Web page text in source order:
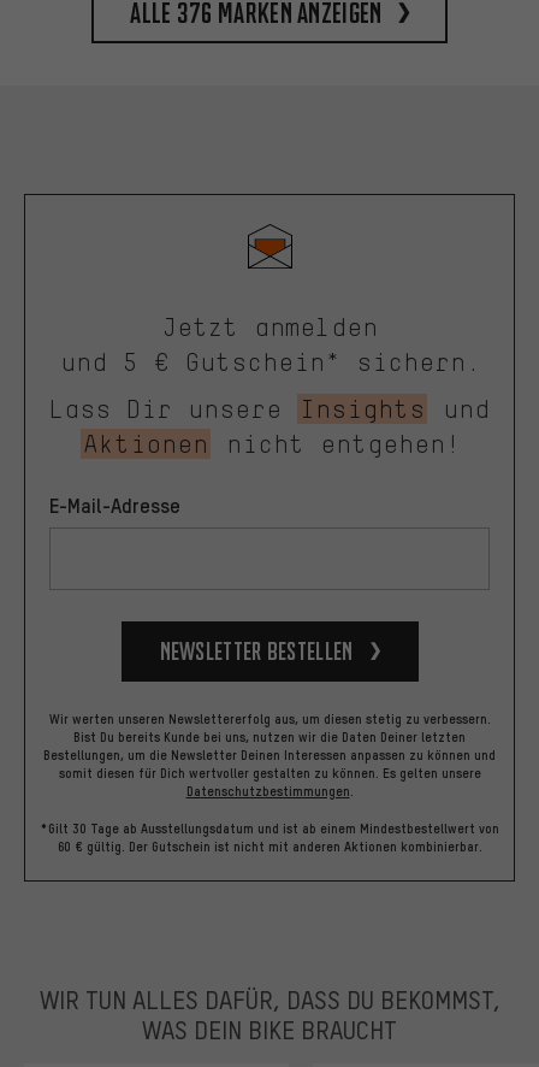
Alle 376 Marken anzeigen
Jetzt anmelden
und 5 € Gutschein* sichern.
Lass Dir unsere
Insights
und
Aktionen
nicht entgehen!
E-Mail-Adresse
Newsletter bestellen
Wir werten unseren Newslettererfolg aus, um diesen stetig zu verbessern.
Bist Du bereits Kunde bei uns, nutzen wir die Daten Deiner letzten
Bestellungen, um die Newsletter Deinen Interessen anpassen zu können und
somit diesen für Dich wertvoller gestalten zu können. Es gelten unsere
Datenschutzbestimmungen.
*Gilt 30 Tage ab Ausstellungsdatum und ist ab einem Mindestbestellwert von
60 € gültig. Der Gutschein ist nicht mit anderen Aktionen kombinierbar.
WIR TUN ALLES DAFÜR, DASS DU BEKOMMST,
WAS DEIN BIKE BRAUCHT